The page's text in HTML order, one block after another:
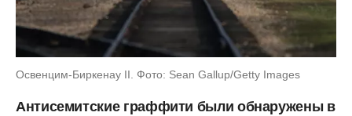
Освенцим-Биркенау II. Фото: Sean Gallup/Getty Images
Антисемитские граффити были обнаружены в